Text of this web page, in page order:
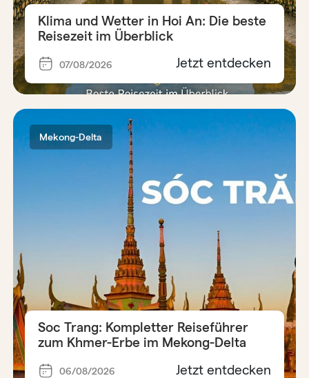
Klima und Wetter in Hoi An: Die beste
Reisezeit im Überblick
07/08/2026 Jetzt entdecken
Mekong-Delta
Soc Trang: Kompletter Reiseführer
zum Khmer-Erbe im Mekong-Delta
06/08/2026 Jetzt entdecken